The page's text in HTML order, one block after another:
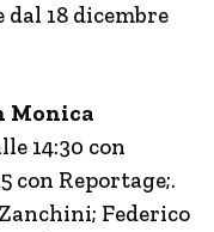
18 dicembre
Monica
14:30 con
con Reportage;.
Federico